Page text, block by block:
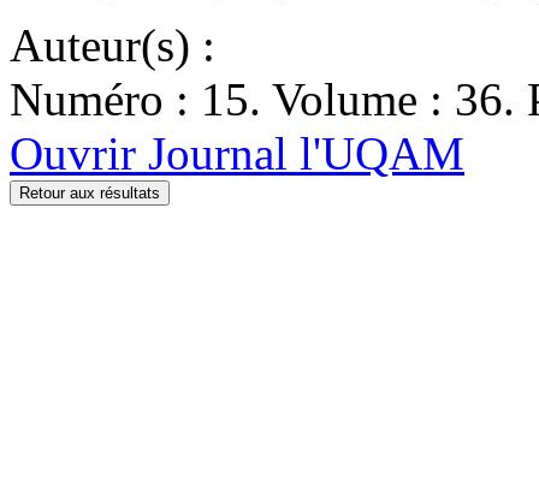
Auteur(s) :
Numéro : 15. Volume : 36.
Ouvrir Journal l'UQAM
Retour aux résultats